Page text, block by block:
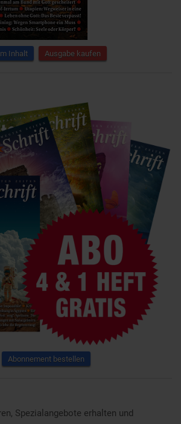
Inhalt Ausgabe kaufen
Abonnement bestellen
Spezialangebote erhalten und